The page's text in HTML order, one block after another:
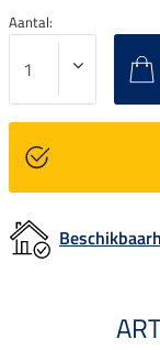
Aantal: